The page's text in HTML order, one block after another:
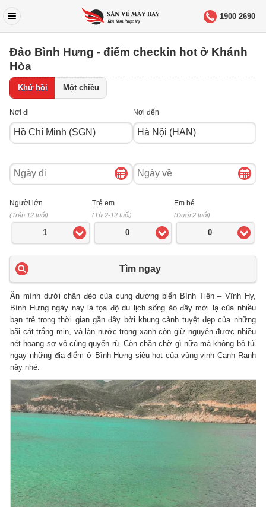
1900 2690
Đảo Bình Hưng - điểm checkin hot ở Khánh
Hòa
Khứ hồi Một chiều
Nơi đi Nơi đến
Ngày
đi
Ngày
về
Người lớn
(Trên 12 tuổi)
1
Trẻ em
(Từ 2-12 tuổi)
0
Em bé
(Dưới 2 tuổi)
0
Tìm ngay
Ẩn mình dưới chân đèo của cung đường biển Bình Tiên – Vĩnh Hy,
Bình Hưng ngày nay là tọa độ du lịch sống ảo đầy mới lạ của nhiều
bạn trẻ trong thời gian gần đây bởi khung cảnh tuyệt đẹp của những
bãi cát trắng mịn, và làn nước trong xanh còn giữ nguyên được nhiều
nét hoang sơ vô cùng quyến rũ. Còn chần chờ gì nữa mà không bỏ túi
ngay những địa điểm ở Bình Hưng siêu hot của vùng vịnh Canh Ranh
này nhé.